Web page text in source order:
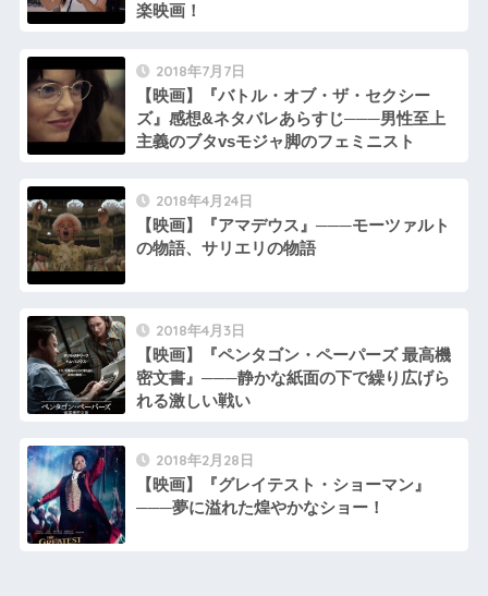
楽映画！
2018年7月7日
【映画】『バトル・オブ・ザ・セクシー
ズ』感想&ネタバレあらすじ───男性至上
主義のブタvsモジャ脚のフェミニスト
2018年4月24日
【映画】『アマデウス』───モーツァルト
の物語、サリエリの物語
2018年4月3日
【映画】『ペンタゴン・ペーパーズ 最高機
密文書』───静かな紙面の下で繰り広げら
れる激しい戦い
2018年2月28日
【映画】『グレイテスト・ショーマン』
───夢に溢れた煌やかなショー！